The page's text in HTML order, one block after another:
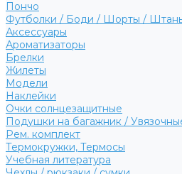
Пончо
Футболки / Боди / Шорты /
Аксессуары
Ароматизаторы
Брелки
Жилеты
Модели
Наклейки
Очки солнцезащитные
Подушки на багажник /
Рем. комплект
Термокружки, Термосы
Учебная литература